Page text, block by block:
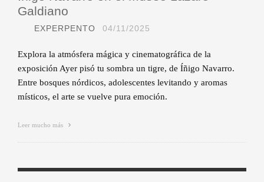
Galdiano
EXPERPENTO 04/11/2025
Explora la atmósfera mágica y cinematográfica de la
exposición Ayer pisó tu sombra un tigre, de Íñigo Navarro.
Entre bosques nórdicos, adolescentes levitando y aromas
místicos, el arte se vuelve pura emoción.
Leer mucho más